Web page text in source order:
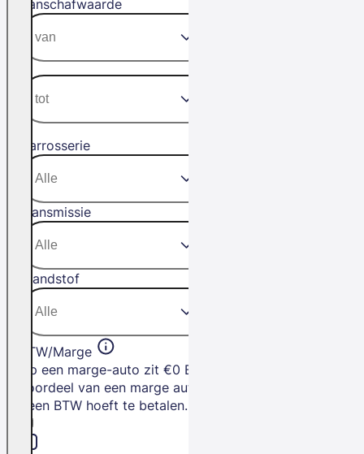
Aanschafwaarde
Carrosserie
Transmissie
Brandstof
BTW/Marge
Op een marge-auto zit €0 BTW. Het
voordeel van een marge auto is dat je
geen BTW hoeft te betalen.